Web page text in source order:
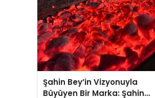
Şahin Bey’in Vizyonuyla
Büyüyen Bir Marka: Şahin